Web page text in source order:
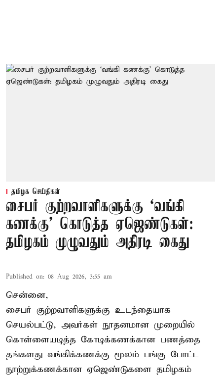
தமிழக செய்திகள்
சைபர் குற்றவாளிகளுக்கு ‘வங்கி
கணக்கு’ கொடுத்த ஏஜெண்டுகள்:
தமிழகம் முழுவதும் அதிரடி கைது
Published on: 08 Aug 2026, 3:55 am
சென்னை,
சைபர் குற்றவாளிகளுக்கு உடந்தையாக
செயல்பட்டு, அவர்கள் நூதனமான முறையில்
கொள்ளையடித்த கோடிக்கணக்கான பணத்தை
தங்களது வங்கிக்கணக்கு மூலம் பங்கு போட்ட
நூற்றுக்கணக்கான ஏஜெண்டுகளை தமிழகம்